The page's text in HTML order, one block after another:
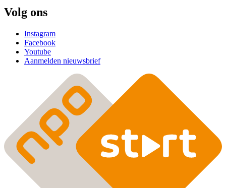
Volg ons
Instagram
Facebook
Youtube
Aanmelden nieuwsbrief